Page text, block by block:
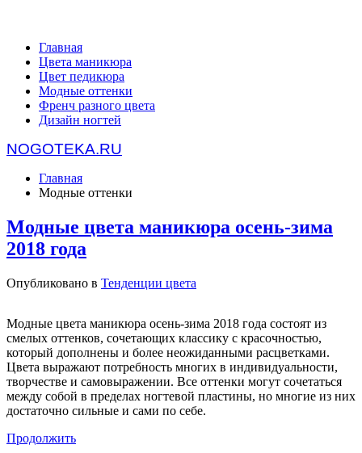
Главная
Цвета маникюра
Цвет педикюра
Модные оттенки
Френч разного цвета
Дизайн ногтей
NOGOTEKA.RU
Главная
Модные оттенки
Модные цвета маникюра осень-зима
2018 года
Опубликовано в Тенденции цвета
Модные цвета маникюра осень-зима 2018 года состоят из
смелых оттенков, сочетающих классику с красочностью,
который дополнены и более неожиданными расцветками.
Цвета выражают потребность многих в индивидуальности,
творчестве и самовыражении. Все оттенки могут сочетаться
между собой в пределах ногтевой пластины, но многие из них
достаточно сильные и сами по себе.
Продолжить